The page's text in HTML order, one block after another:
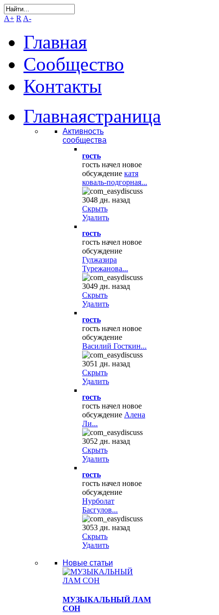
A+ R A-
Главная
Сообщество
Контакты
Главнаястраница
Активность
сообщества
гость
гость начел новое
обсуждение катя
коваль-подгорная...
3048 дн. назад
Скрыть
Удалить
гость
гость начел новое
обсуждение
Гулжазира
Турежанова...
3049 дн. назад
Скрыть
Удалить
гость
гость начел новое
обсуждение
Василий Госткин...
3051 дн. назад
Скрыть
Удалить
гость
гость начел новое
обсуждение Алена
Ли...
3052 дн. назад
Скрыть
Удалить
гость
гость начел новое
обсуждение
Нурболат
Басгулов...
3053 дн. назад
Скрыть
Удалить
Новые статьи
МУЗЫКАЛЬНЫЙ ЛАМ
СОН